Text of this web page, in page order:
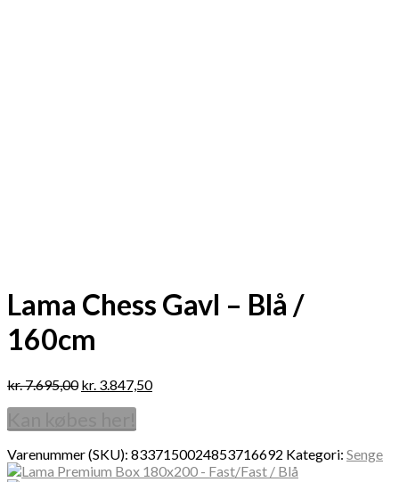
Lama Chess Gavl – Blå /
160cm
kr.7.695,00 kr. 3.847,50
Varenummer (SKU): 8337150024853716692 Kategori: Senge